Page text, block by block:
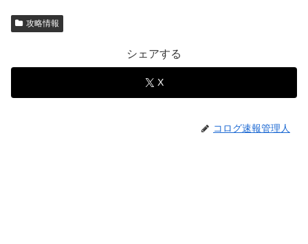
攻略情報
シェアする
X
コログ速報管理人